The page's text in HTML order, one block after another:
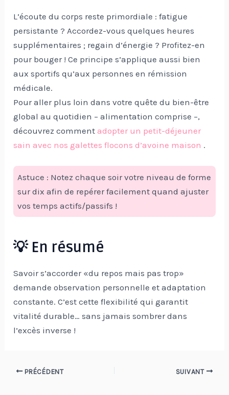
L’écoute du corps reste primordiale : fatigue
persistante ? Accordez-vous quelques heures
supplémentaires ; regain d’énergie ? Profitez-en
pour bouger ! Ce principe s’applique aussi bien
aux sportifs qu’aux personnes en rémission
médicale.
Pour aller plus loin dans votre quête du bien-être
global au quotidien – alimentation comprise –,
découvrez commentadopter un petit-déjeuner
sain avec nos galettes flocons d’avoine maison .
Astuce : Notez chaque soir votre niveau de forme
sur dix afin de repérer facilement quand ajuster
vos temps actifs/passifs !
💡 En résumé
Savoir s’accorder «du repos mais pas trop»
demande observation personnelle et adaptation
constante. C’est cette flexibilité qui garantit
vitalité durable… sans jamais sombrer dans
l’excès inverse !
Navigation
PRÉCÉDENT SUIVANT